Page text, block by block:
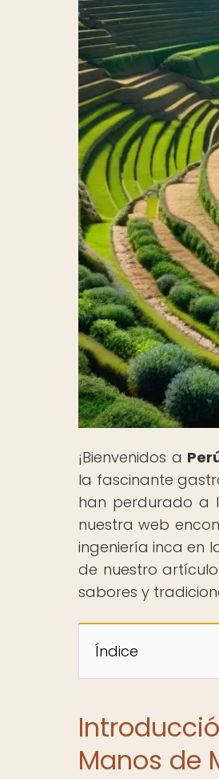
¡Bienvenidos a
la fascinante
han perdurado a
nuestra web
ingeniería inca en
de nuestro
sabores y
Índice
Manos de